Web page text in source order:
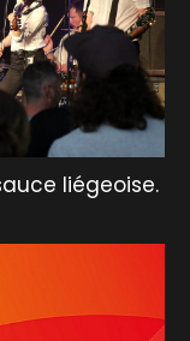
liégeoise.